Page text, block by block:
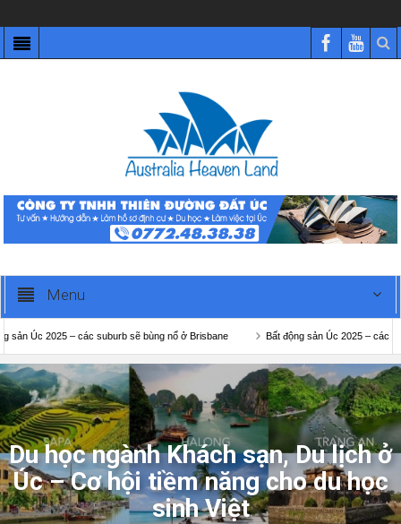
Menu
2025 – các suburb sẽ bùng nổ ở Brisbane Bất động sản Úc 2025 – các suburb sẽ
Du học ngành Khách sạn, Du lịch ở
Úc – Cơ hội tiềm năng cho du học
sinh Việt